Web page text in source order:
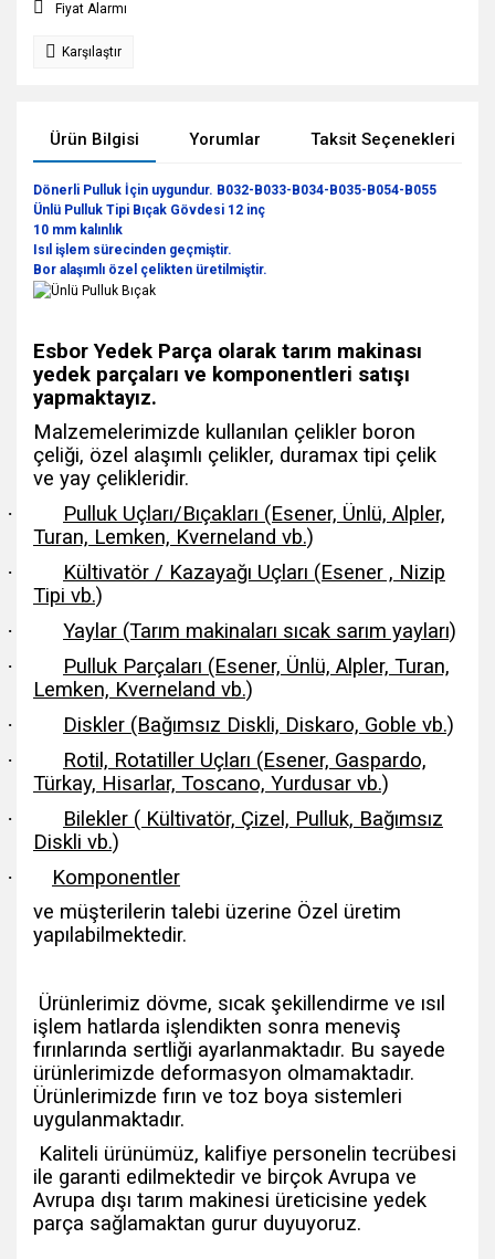
Fiyat Alarmı
Karşılaştır
Ürün Bilgisi Yorumlar Taksit Seçenekleri
Dönerli Pulluk İçin uygundur. B032-B033-B034-B035-B054-B055
Ünlü Pulluk Tipi Bıçak Gövdesi 12 inç
10 mm kalınlık
Isıl işlem sürecinden geçmiştir.
Bor alaşımlı özel çelikten üretilmiştir.
Esbor Yedek Parça olarak tarım makinası
yedek parçaları ve komponentleri satışı
yapmaktayız.
Malzemelerimizde kullanılan çelikler boron
çeliği, özel alaşımlı çelikler, duramax tipi çelik
ve yay çelikleridir.
·
Pulluk Uçları/Bıçakları (Esener, Ünlü, Alpler,
Turan, Lemken, Kverneland vb.)
·
Kültivatör / Kazayağı Uçları (Esener , Nizip
Tipi vb.)
· Yaylar (Tarım makinaları sıcak sarım yayları)
·
Pulluk Parçaları (Esener, Ünlü, Alpler, Turan,
Lemken, Kverneland vb.)
· Diskler (Bağımsız Diskli, Diskaro, Goble vb.)
·
Rotil, Rotatiller Uçları (Esener, Gaspardo,
Türkay, Hisarlar, Toscano, Yurdusar vb.)
·
Bilekler ( Kültivatör, Çizel, Pulluk, Bağımsız
Diskli vb.)
·
Komponentler
ve müşterilerin talebi üzerine Özel üretim
yapılabilmektedir.
Ürünlerimiz dövme, sıcak şekillendirme ve ısıl
işlem hatlarda işlendikten sonra meneviş
fırınlarında sertliği ayarlanmaktadır. Bu sayede
ürünlerimizde deformasyon olmamaktadır.
Ürünlerimizde fırın ve toz boya sistemleri
uygulanmaktadır.
Kaliteli ürünümüz, kalifiye personelin tecrübesi
ile garanti edilmektedir ve birçok Avrupa ve
Avrupa dışı tarım makinesi üreticisine yedek
parça sağlamaktan gurur duyuyoruz.